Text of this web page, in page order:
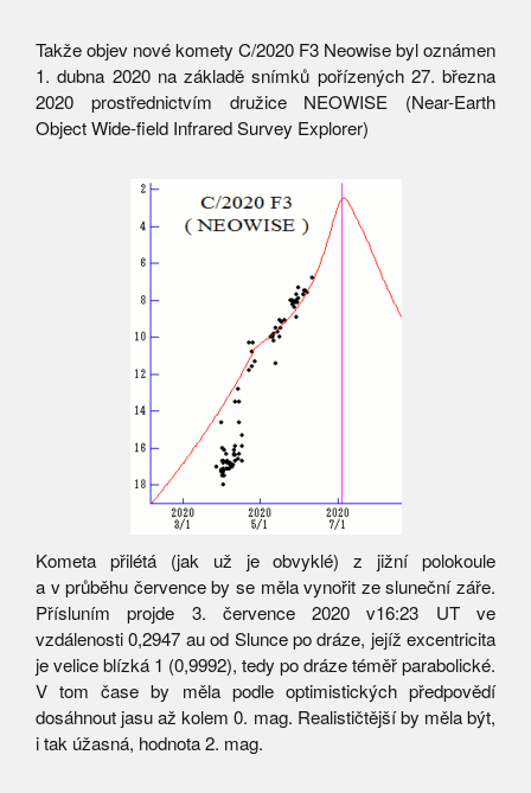
Takže objev nové komety C/2020 F3 Neowise byl oznámen
1. dubna 2020 na základě snímků pořízených 27. března
2020 prostřednictvím družice NEOWISE (Near-Earth
Object Wide-field Infrared Survey Explorer)
Kometa přilétá (jak už je obvyklé) z jižní polokoule
a v průběhu července by se měla vynořit ze sluneční záře.
Přísluním projde 3. července 2020 v16:23 UT ve
vzdálenosti 0,2947 au od Slunce po dráze, jejíž excentricita
je velice blízká 1 (0,9992), tedy po dráze téměř parabolické.
V tom čase by měla podle optimistických předpovědí
dosáhnout jasu až kolem 0. mag. Realističtější by měla být,
i tak úžasná, hodnota 2. mag.